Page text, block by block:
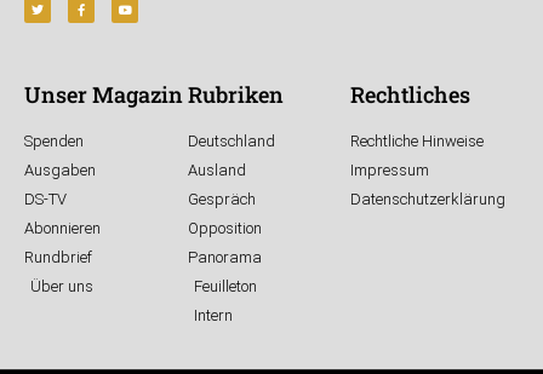
Unser Magazin
Spenden
Ausgaben
DS-TV
Abonnieren
Rundbrief
Über uns
Rubriken
Deutschland
Ausland
Gespräch
Opposition
Panorama
Feuilleton
Intern
Rechtliches
Rechtliche Hinweise
Impressum
Datenschutzerklärung